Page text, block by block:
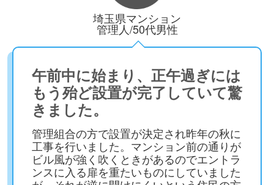
埼玉県マンション
管理人/50代男性
午前中に始まり、正午過ぎには
もう殆ど設置が完了していて驚
きました。
管理組合の方で設置が決定され昨年の秋に
工事を行いました。マンション前の通りが
ビル風が強く吹くときがあるのでエントラ
ンスに入る扉を重たいものにしていました